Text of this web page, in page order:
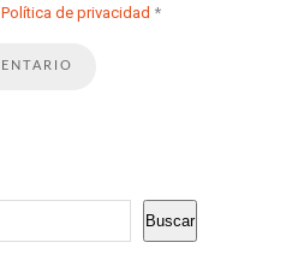
Política de privacidad *
Buscar